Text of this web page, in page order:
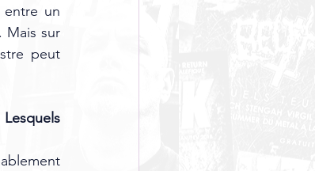
entre un
Mais sur
peut